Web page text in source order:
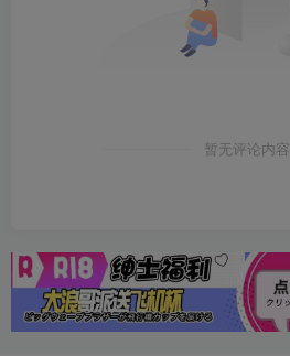
暂无评论内容